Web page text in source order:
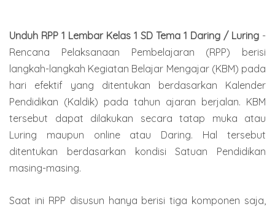
Unduh RPP 1 Lembar Kelas 1 SD Tema 1 Daring / Luring -
Rencana Pelaksanaan Pembelajaran (RPP) berisi
langkah-langkah Kegiatan Belajar Mengajar (KBM) pada
hari efektif yang ditentukan berdasarkan Kalender
Pendidikan (Kaldik) pada tahun ajaran berjalan. KBM
tersebut dapat dilakukan secara tatap muka atau
Luring maupun online atau Daring. Hal tersebut
ditentukan berdasarkan kondisi Satuan Pendidikan
masing-masing.
Saat ini RPP disusun hanya berisi tiga komponen saja,